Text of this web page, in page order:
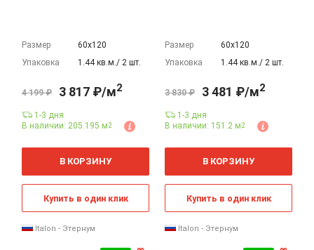
Размер
60х120
Упаковка
1.44 кв.м./ 2 шт.
4 199 ₽ 3 817 ₽/м2
1-3 дня
В наличии: 205.195 м2
м
В КОРЗИНУ
Купить в один клик
Italon - Этернум
Размер
60х120
Упаковка
1.44 кв.м./ 2 шт.
3 830 ₽ 3 481 ₽/м2
1-3 дня
В наличии: 151.2 м2
м
В КОРЗИНУ
Купить в один клик
Italon - Этернум